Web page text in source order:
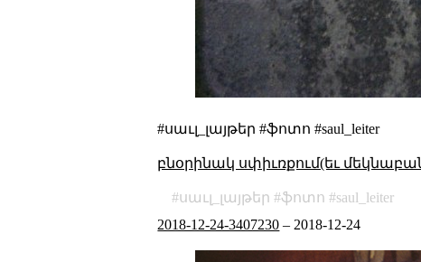
#սաւլ_լայթեր #ֆոտո #saul_leiter
բնօրինակ սփիւռքում(եւ
սաւլ_լայթեր ֆոտո
saul_leiter
2018-12-24-3407230 – 2018-12-24